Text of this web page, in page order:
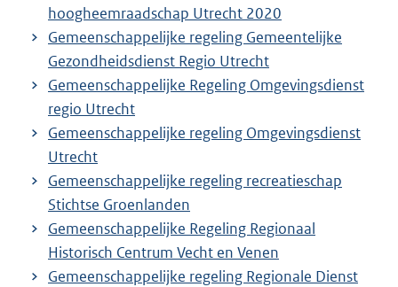
hoogheemraadschap Utrecht 2020
Gemeenschappelijke regeling Gemeentelijke
Gezondheidsdienst Regio Utrecht
Gemeenschappelijke Regeling Omgevingsdienst
regio Utrecht
Gemeenschappelijke regeling Omgevingsdienst
Utrecht
Gemeenschappelijke regeling recreatieschap
Stichtse Groenlanden
Gemeenschappelijke Regeling Regionaal
Historisch Centrum Vecht en Venen
Gemeenschappelijke regeling Regionale Dienst